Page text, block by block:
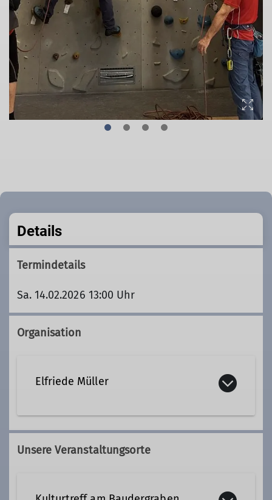
© DAV Sektion Altdorf - Michaela Vollhardt
Details
Termindetails
Sa. 14.02.2026 13:00 Uhr
Organisation
Elfriede Müller
09187 1813
elfriede.mueller@dav-altdorf.de
Unsere Veranstaltungsorte